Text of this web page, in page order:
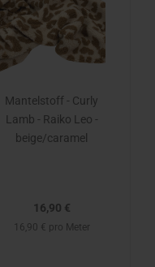
Mantelstoff - Curly
Lamb - Raiko Leo -
beige/caramel
16,90 €
16,90 € pro Meter